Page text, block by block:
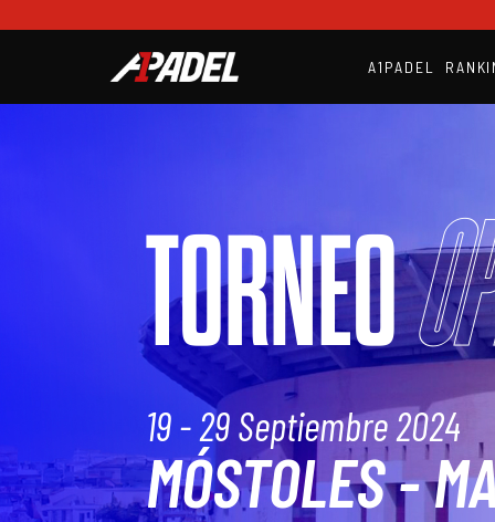
A1PADEL
TORNEO
19 - 29 Septiembre 2024
MÓSTOLES -